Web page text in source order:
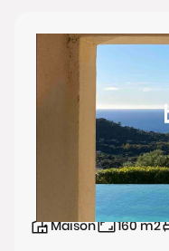
Maison 160m2